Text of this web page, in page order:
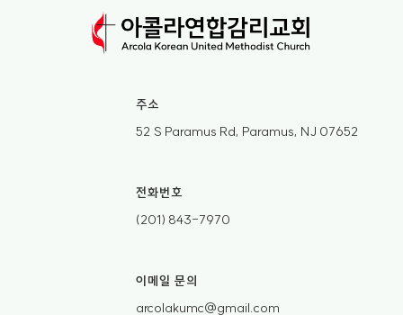
주소
52 S Paramus Rd, Paramus, NJ 07652
전화번호
(201) 843-7970
이메일 문의
arcolakumc@gmail.com